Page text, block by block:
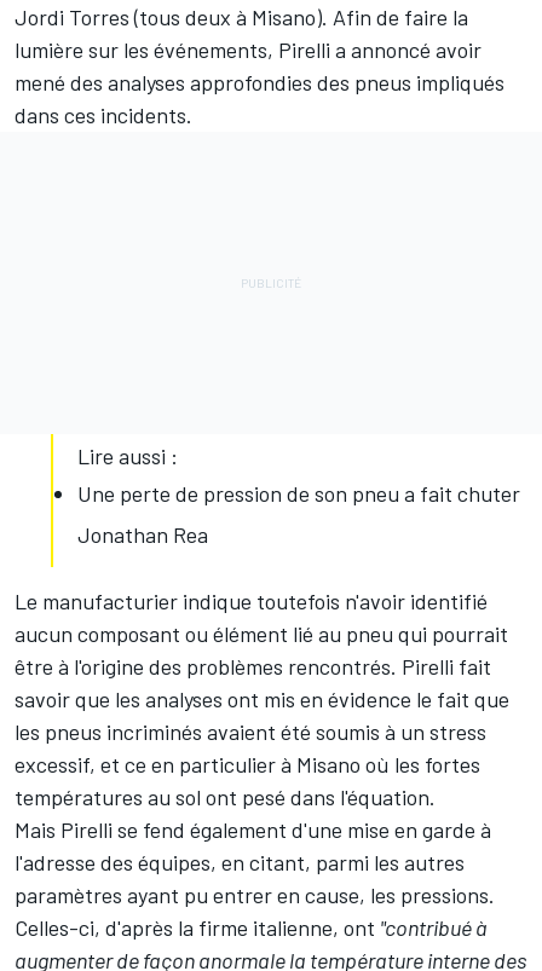
Jordi Torres (tous deux à Misano). Afin de faire la
lumière sur les événements, Pirelli a annoncé avoir
mené des analyses approfondies des pneus impliqués
dans ces incidents.
Lire aussi :
Une perte de pression de son pneu a fait chuter
Jonathan Rea
Le manufacturier indique toutefois n'avoir identifié
aucun composant ou élément lié au pneu qui pourrait
être à l'origine des problèmes rencontrés. Pirelli fait
savoir que les analyses ont mis en évidence le fait que
les pneus incriminés avaient été soumis à un stress
excessif, et ce en particulier à Misano où les fortes
températures au sol ont pesé dans l'équation.
Mais Pirelli se fend également d'une mise en garde à
l'adresse des équipes, en citant, parmi les autres
paramètres ayant pu entrer en cause, les pressions.
Celles-ci, d'après la firme italienne, ont "contribué à
augmenter de façon anormale la température interne des